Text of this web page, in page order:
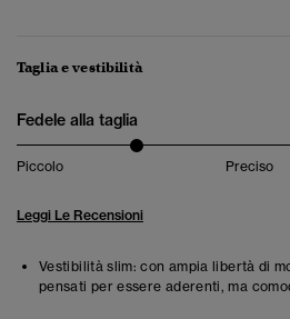
Taglia e vestibilità
Fedele alla taglia
Piccolo Preciso
Leggi Le Recensioni
Vestibilità slim: con ampia libertà di
pensati per essere aderenti, ma